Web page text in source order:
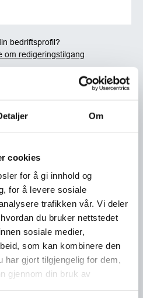
Om
cookies
for å gi innhold og
for å levere sosiale
trafikken vår. Vi deler
du bruker nettstedet
sosiale medier,
som kan kombinere den
har gjort tilgjengelig for dem,
gjennom din bruk av
bedriftsprofil?
om redigeringstilgang